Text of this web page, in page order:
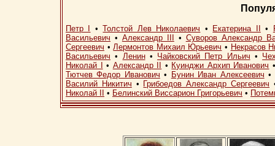
Петр I •Толстой Лев Николаевич • Екатерина II •
Васильевич • Александр III • Суворов Александр
Сергеевич •Лермонтов Михаил Юрьевич • Некрасов
Васильевич • Ленин• Чайковский Петр Ильич •
Николай I
• Александр II • Куинджи Архип Иванович
Тютчев Федор Иванович • Бунин Иван Алексеевич •
Василий Никитич • Грибоедов Александр Сергеевич
Николай II
• Белинский Виссарион Григорьевич •